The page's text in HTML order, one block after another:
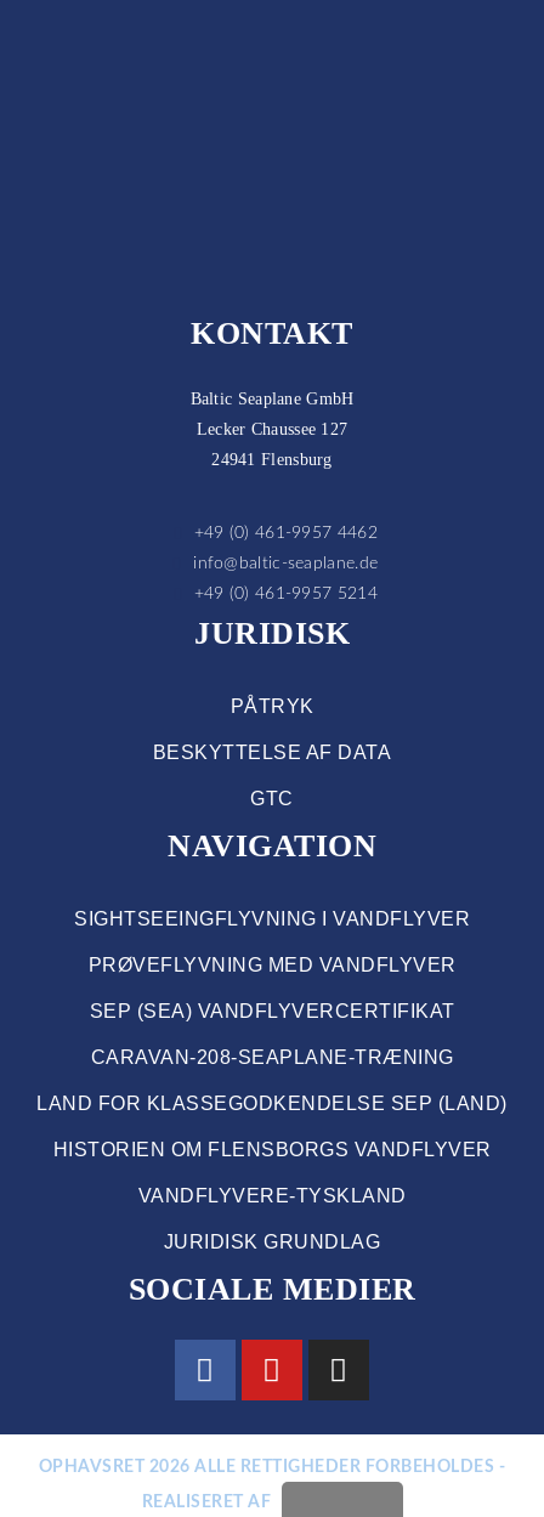
KONTAKT
Baltic Seaplane GmbH
Lecker Chaussee 127
24941 Flensburg
+49 (0) 461-9957 4462
info@baltic-seaplane.de
+49 (0) 461-9957 5214
JURIDISK
PÅTRYK
BESKYTTELSE AF DATA
GTC
NAVIGATION
SIGHTSEEINGFLYVNING I VANDFLYVER
PRØVEFLYVNING MED VANDFLYVER
SEP (SEA) VANDFLYVERCERTIFIKAT
CARAVAN-208-SEAPLANE-TRÆNING
LAND FOR KLASSEGODKENDELSE SEP (LAND)
HISTORIEN OM FLENSBORGS VANDFLYVER
VANDFLYVERE-TYSKLAND
JURIDISK GRUNDLAG
SOCIALE MEDIER
OPHAVSRET 2026 ALLE RETTIGHEDER FORBEHOLDES -
REALISERET AF